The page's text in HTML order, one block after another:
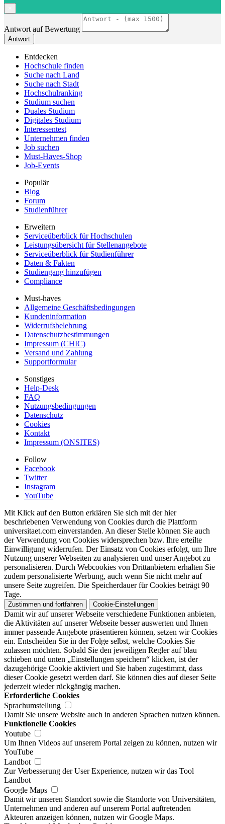
Antwort auf Bewertung
Antwort
Entdecken
Hochschule finden
Suche nach Land
Suche nach Stadt
Hochschulranking
Studium suchen
Duales Studium
Digitales Studium
Interessentest
Unternehmen finden
Job suchen
Must-Haves-Shop
Job-Events
Populär
Blog
Forum
Studienführer
Erweitern
Serviceüberblick für Hochschulen
Leistungsübersicht für Stellenangebote
Serviceüberblick für Studienführer
Daten & Fakten
Studiengang hinzufügen
Compliance
Must-haves
Allgemeine Geschäftsbedingungen
Kundeninformation
Widerrufsbelehrung
Datenschutzbestimmungen
Impressum (CHIC)
Versand und Zahlung
Supportformular
Sonstiges
Help-Desk
FAQ
Nutzungsbedingungen
Datenschutz
Cookies
Kontakt
Impressum (ONSITES)
Follow
Facebook
Twitter
Instagram
YouTube
Mit Klick auf den Button erklären Sie sich mit der hier
beschriebenen Verwendung von Cookies durch die Plattform
universitaet.com einverstanden. An dieser Stelle können Sie auch
der Verwendung von Cookies widersprechen bzw. Ihre erteilte
Einwilligung widerrufen. Der Einsatz von Cookies erfolgt, um Ihre
Nutzung unserer Webseiten zu analysieren und unser Angebot zu
personalisieren. Durch Webcookies von Drittanbietern erhalten Sie
zudem personalisierte Werbung, auch wenn Sie nicht mehr auf
unsere Seite zugreifen. Die Speicherdauer für Cookies beträgt 90
Tage.
Zustimmen und fortfahren Cookie-Einstellungen
Damit wir auf unserer Webseite verschiedene Funktionen anbieten,
die Aktivitäten auf unserer Webseite besser auswerten und Ihnen
immer passende Angebote präsentieren können, setzen wir Cookies
ein. Entscheiden Sie in der Folge selbst, welche Cookies Sie
zulassen möchten. Sobald Sie den jeweiligen Regler auf blau
schieben und unten „Einstellungen speichern“ klicken, ist der
dazugehörige Cookie aktiviert und Sie haben zugestimmt, dass
dieser Cookie gesetzt werden darf. Sie können dies auf dieser Seite
jederzeit wieder rückgängig machen.
Erforderliche Cookies
Sprachumstellung
Damit Sie unsere Website auch in anderen Sprachen nutzen können.
Funktionelle Cookies
Youtube
Um Ihnen Videos auf unserem Portal zeigen zu können, nutzen wir
YouTube
Landbot
Zur Verbesserung der User Experience, nutzen wir das Tool
Landbot
Google Maps
Damit wir unseren Standort sowie die Standorte von Universitäten,
Unternehmen und anderen auf unserem Portal auftretenden
Akteuren anzeigen können, nutzen wir Google Maps.